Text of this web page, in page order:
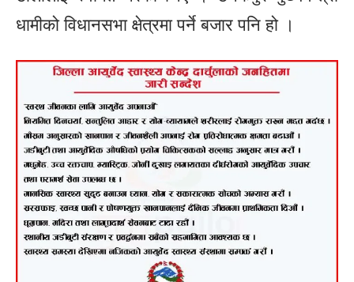
धामीको विधानसभा क्षेत्रमा पर्ने बजार पनि हो ।